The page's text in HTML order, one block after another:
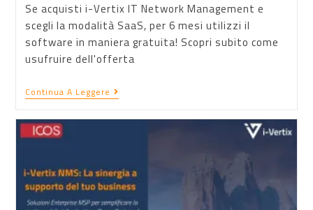
Se acquisti i-Vertix IT Network Management e
scegli la modalità SaaS, per 6 mesi utilizzi il
software in maniera gratuita! Scopri subito come
usufruire dell'offerta
Continua A Leggere